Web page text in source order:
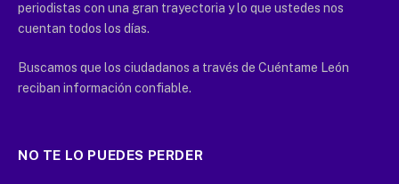
periodistas con una gran trayectoria y lo que ustedes nos
cuentan todos los días.
Buscamos que los ciudadanos a través de Cuéntame León
reciban información confiable.
NO TE LO PUEDES PERDER